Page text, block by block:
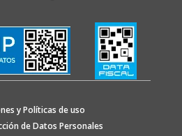
y Políticas de uso
de Datos Personales